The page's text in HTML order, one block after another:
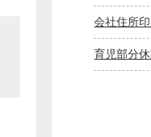
会社住所
育児部分